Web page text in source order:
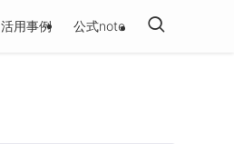
活用事例 公式note